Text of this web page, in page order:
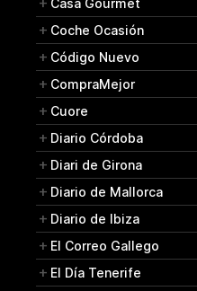
Casa Gourmet
Coche Ocasión
Código Nuevo
CompraMejor
Cuore
Diario Córdoba
Diari de Girona
Diario de Mallorca
Diario de Ibiza
El Correo Gallego
El Día Tenerife